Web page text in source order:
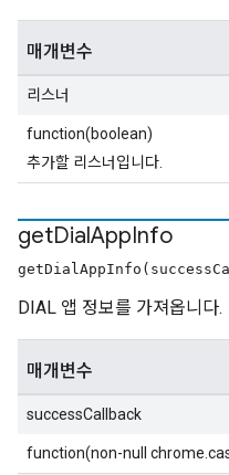
매개변수
리스너
function(boolean)
추가할 리스너입니다.
getDialAppInfo
DIAL 앱 정보를 가져옵니다.
매개변수
successCallback
function(non-null